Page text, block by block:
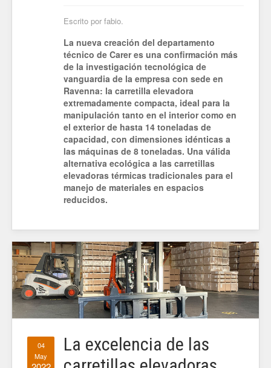
Escrito por fabio.
La nueva creación del departamento
técnico de Carer es una confirmación más
de la investigación tecnológica de
vanguardia de la empresa con sede en
Ravenna: la carretilla elevadora
extremadamente compacta, ideal para la
manipulación tanto en el interior como en
el exterior de hasta 14 toneladas de
capacidad, con dimensiones idénticas a
las máquinas de 8 toneladas. Una válida
alternativa ecológica a las carretillas
elevadoras térmicas tradicionales para el
manejo de materiales en espacios
reducidos.
04
May
La excelencia de las